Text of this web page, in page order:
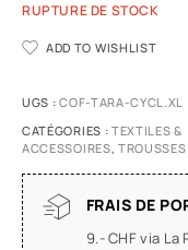
RUPTURE DE STOCK
ADD TO WISHLIST
UGS :COF-TARA-CYCL.XL
CATÉGORIES : TEXTILES &
ACCESSOIRES, TROUSSES
FRAIS DE
9.- CHF via La